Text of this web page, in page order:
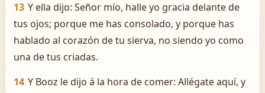
13 Y ella dijo: Señor mío, halle yo gracia delante de
tus ojos; porque me has consolado, y porque has
hablado al corazón de tu sierva, no siendo yo como
una de tus criadas.
14 Y Booz le dijo á la hora de comer: Allégate aquí, y